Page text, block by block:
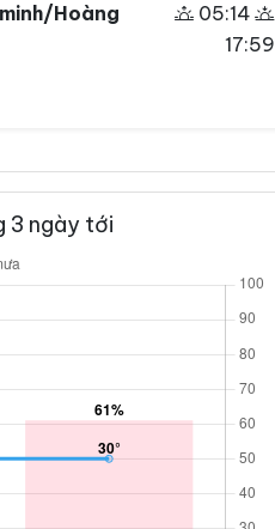
Hoàng
05:14
17:59
3 ngày tới